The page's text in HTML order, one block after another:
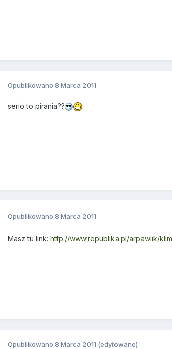
Opublikowano 8 Marca 2011
serio to pirania??
Opublikowano 8 Marca 2011
Masz tu link: http://www.republika.pl/arpawlik/
Opublikowano 8 Marca 2011 (edytowane)